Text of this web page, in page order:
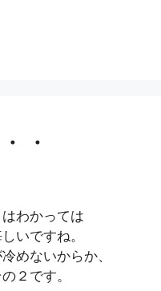
・
わかっては
いですね。
めないからか、
２です。